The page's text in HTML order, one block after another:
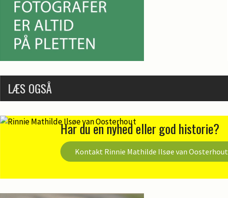
LÆS OGSÅ
Har du en nyhed eller god historie?
Kontakt Rinnie Mathilde Ilsøe van Oosterhout